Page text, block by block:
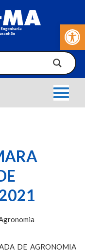
Barra de
DE AGRONOMIA